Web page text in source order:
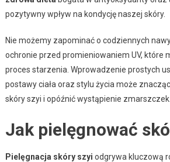
pozytywny wpływ na kondycję naszej skóry.
Nie możemy zapominać o codziennych
ochronie przed promieniowaniem UV, które
proces starzenia. Wprowadzenie prostych
postawy ciała oraz stylu życia może
skóry szyi i opóźnić wystąpienie zmarszczek.
Jak pielęgnować
Pielęgnacja skóry szyi odgrywa kluczową